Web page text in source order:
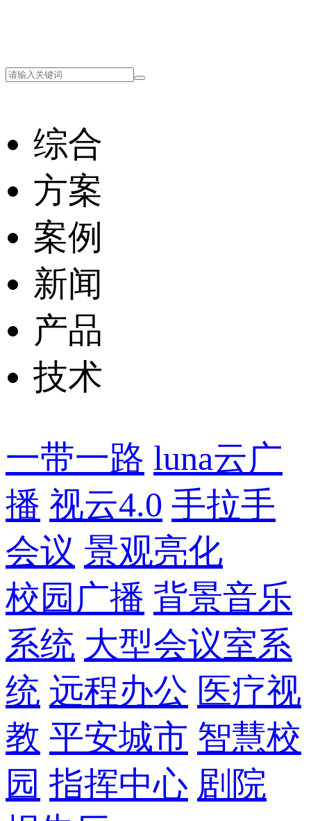
综合
方案
案例
新闻
产品
技术
一带一路 luna云广
播 视云4.0 手拉手
会议 景观亮化
校园广播 背景音乐
系统 大型会议室系
统 远程办公 医疗视
教 平安城市 智慧校
园 指挥中心 剧院